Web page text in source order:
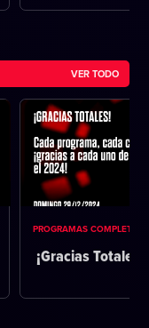
VER TODO
PROGRAMAS COMPLETOS
¡Gracias